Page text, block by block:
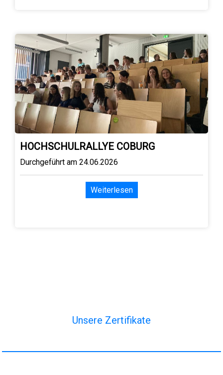
HOCHSCHULRALLYE COBURG
Durchgeführt am 24.06.2026
Weiterlesen
Unsere Zertifikate